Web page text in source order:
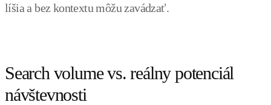
líšia a bez kontextu môžu zavádzať.
Search volume vs. reálny potenciál
návštevnosti